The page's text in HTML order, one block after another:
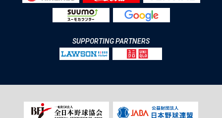
SUPPORTING PARTNERS